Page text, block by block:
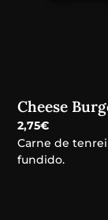
Cheese
2,75€
Carne de
fundido.